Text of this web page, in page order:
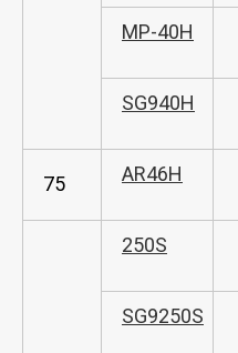
MP-40H
SG940H
75 AR46H
250S
SG9250S